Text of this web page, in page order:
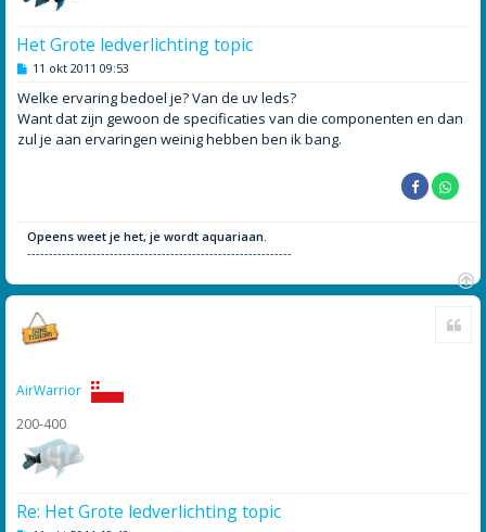
Het Grote ledverlichting topic
B
r
c
h
11 okt 2011 09:53
Welke ervaring bedoel je? Van de uv leds?
Want dat zijn gewoon de specificaties van die componenten en dan
zul je aan ervaringen weinig hebben ben ik bang.
Opeens weet je het, je wordt aquariaan.
-------------------------------------------------------------
O
AirWarrior
200-400
Re: Het Grote ledverlichting topic